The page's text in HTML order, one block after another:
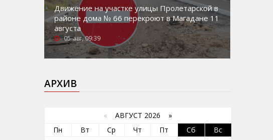
Движение на участке улицы Пролетарской в
районе дома № 66 перекроют в Магадане 11
августа
05-авг, 09:39
АРХИВ
« АВГУСТ 2026 »
Пн
Вт Ср Чт Пт Сб
Вс